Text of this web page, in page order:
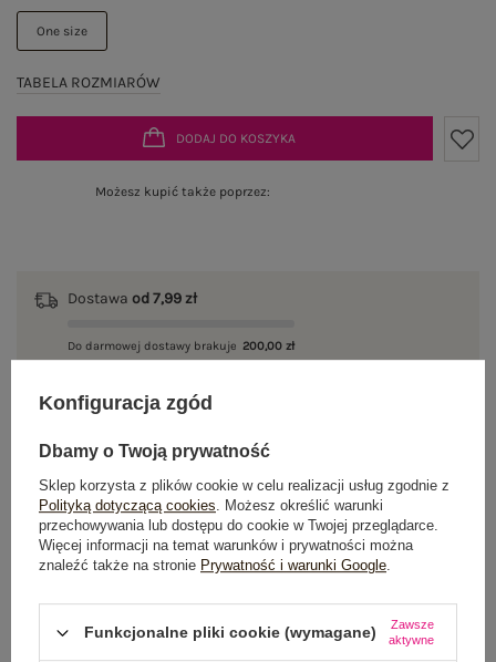
One size
TABELA ROZMIARÓW
DODAJ DO KOSZYKA
Możesz kupić także poprzez:
Dostawa od 7,99 zł
Do darmowej dostawy brakuje 200,00 zł
OPIS PRODUKTU
OPINIE O PRODUKCIE (2)
Konfiguracja zgód
Dbamy o Twoją prywatność
Sklep korzysta z plików cookie w celu realizacji usług zgodnie z
Polityką dotyczącą cookies. Możesz określić warunki
przechowywania lub dostępu do cookie w Twojej przeglądarce.
Więcej informacji na temat warunków i prywatności można
znaleźć także na stronie Prywatność i warunki Google.
Funkcjonalne pliki cookie (wymagane)
Zawsze
aktywne